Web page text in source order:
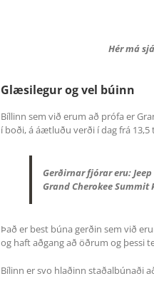
Hér má
Glæsilegur og vel búinn
Bíllinn sem við erum að prófa er
í boði, á áætluðu verði í dag frá 13,5
Gerðirnar fjórar eru: Jeep
Grand Cherokee Summit
Það er best búna gerðin sem við
og haft aðgang að öðrum og þessi
Bílinn er svo hlaðinn staðalbúnaði